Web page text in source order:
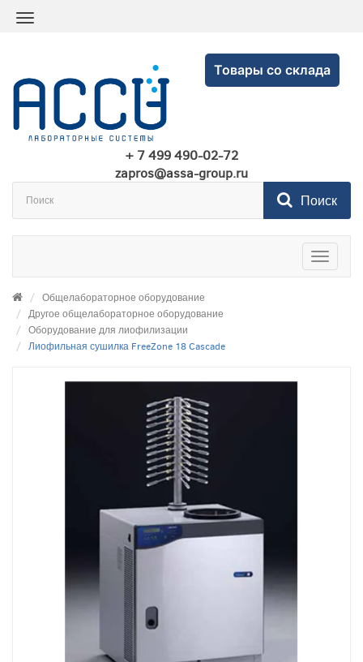
Товары со склада
+ 7 499 490-02-72
zapros@assa-group.ru
Поиск
Toggle
Общелабораторное оборудование
Другое общелабораторное оборудование
Оборудование для лиофилизации
Лиофильная сушилка FreeZone 18 Cascade